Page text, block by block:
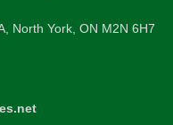
North York, ON M2N 6H7